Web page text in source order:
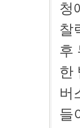
청
찰
후
한
버
들